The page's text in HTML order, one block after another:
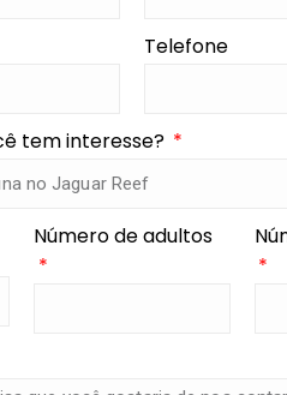
Telefone
tem interesse?
Número de adultos